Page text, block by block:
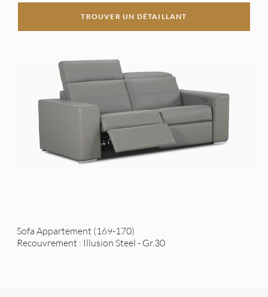
TROUVER UN DÉTAILLANT
Sofa Appartement (169-170)
Recouvrement : Illusion Steel - Gr.30